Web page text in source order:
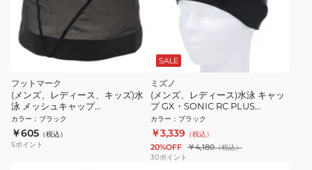
フットマーク
(メンズ、レディース、キッズ)水
泳 メッシュキャップ
0232402BLK スイムキャップ 子
供/大人 財団法人日本水泳連盟推
薦水泳帽
カラー ： ブラック
￥605 （税込）
5ポイント
SALE
ミズノ
(メンズ、レディース)水泳 キャッ
プ GX・SONIC RC PLUS
N2JWA50009
カラー ： ブラック
￥3,339 （税込）
20%OFF ￥4,180（税込）
30ポイント